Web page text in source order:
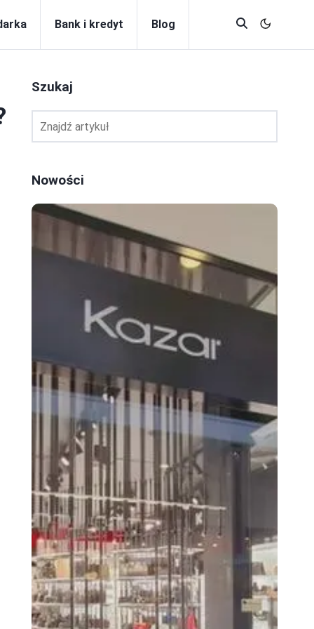
Bank i kredyt Blog
Szukaj
Nowości